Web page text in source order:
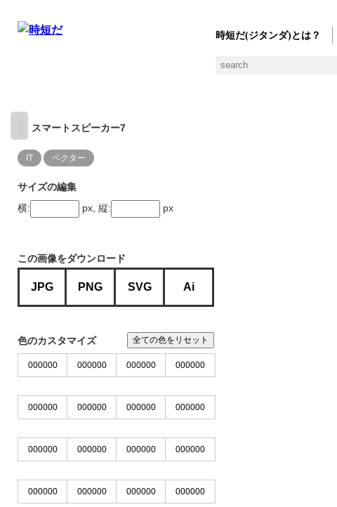
時短だ(ジタンダ)とは？
スマートスピーカー7
IT ベクター
サイズの編集
横:
px, 縦: px
この画像をダウンロード
JPG PNG SVG Ai
色のカスタマイズ 全ての色をリセット